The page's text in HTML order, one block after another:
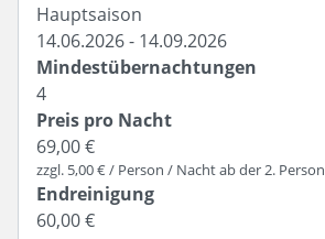
Hauptsaison
14.06.2026 - 14.09.2026
4
69,00 €
zzgl. 5,00 € / Person / Nacht ab der 2. Person
60,00 €